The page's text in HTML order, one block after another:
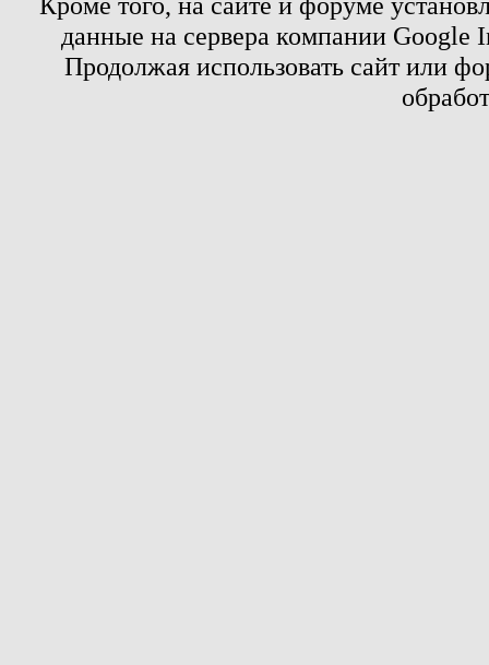
данные на сервера компании
Продолжая использовать сайт или